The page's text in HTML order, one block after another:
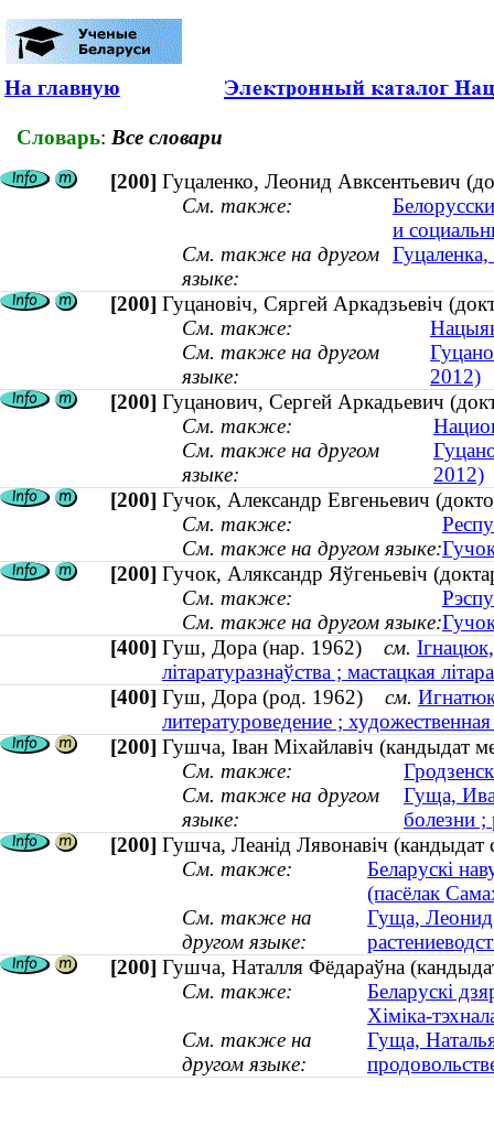
На главную
Словарь: Все словари
[200] Гуцаленко, Леонид Авксентьевич
См. также:
и
См. также на другом
языке:
[200] Гуцановіч, Сяргей Аркадзьевіч
См. также:
См. также на другом
языке:
2012)
[200] Гуцанович, Сергей Аркадьевич
См. также:
См. также на другом
языке:
2012)
[200] Гучок, Александр Евгеньевич
См. также:
См. также на другом языке:
[200] Гучок, Аляксандр Яўгеньевіч
См. также:
См. также на другом языке:
[400] Гуш, Дора (нар. 1962) см.
літаратуразнаўства ; мастацкая
[400] Гуш, Дора (род. 1962) см.
литературоведение ;
[200] Гушча, Іван Міхайлавіч (кандыдат
См. также:
См. также на другом
языке:
Гуща,
болезни
[200] Гушча, Леанід Лявонавіч (кандыдат
См. также:
Беларускі
(пасёлак
См. также на
другом языке:
Гуща, Леонид
[200] Гушча, Наталля Фёдараўна
См. также:
Беларускі
Хіміка-
См. также на
другом языке:
Гуща,